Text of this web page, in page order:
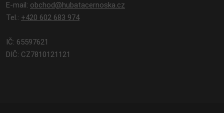
E-mail: obchod@hubatacernoska.cz
Tel.: +420 602 683 974
IČ: 65597621
DIČ: CZ7810121121